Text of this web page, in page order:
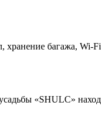
хранение багажа, Wi-
«SHULC»